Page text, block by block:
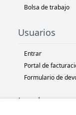
Bolsa de trabajo
Usuarios
Entrar
Portal de
Formulario de
Legal